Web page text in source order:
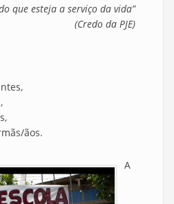
que esteja a serviço da vida”
(Credo da PJE)
ãos.
A